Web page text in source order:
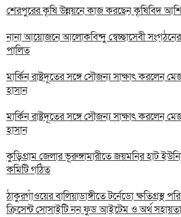
শেরপুরের কৃষি উন্নয়নে কাজ করছেন কৃষিবিদ
নানা আয়োজনে আলোকবিন্দু স্বেচ্ছাসেবী সংগঠনের
পালিত
মার্কিন রাষ্ট্রদূতের সঙ্গে সৌজন্য সাক্ষাৎ করলেন
হাসান
মার্কিন রাষ্ট্রদূতের সঙ্গে সৌজন্য সাক্ষাৎ করলেন
হাসান
কুড়িগ্রাম জেলার ভূরুঙ্গামারীতে জয়মনির হাট
কমিটি গঠিত
ঠাকুরগাঁওয়ের বালিয়াডাঙ্গীতে টর্নেডো ক্ষতিগ্রস্থ
ক্রিসেন্ট সোসাইটি নন ফুড আইটেম ও অর্থ সহায়তা